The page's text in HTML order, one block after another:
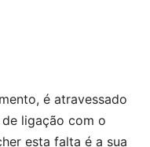
é atravessado
ligação com o
esta falta é a sua